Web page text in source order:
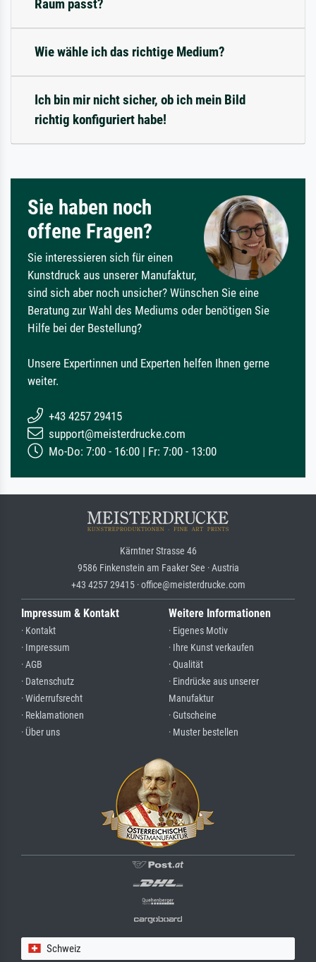
Raum passt?
Wie wähle ich das richtige Medium?
Ich bin mir nicht sicher, ob ich mein Bild
richtig konfiguriert habe!
Sie haben noch
offene Fragen?
Sie interessieren sich für einen
Kunstdruck aus unserer Manufaktur,
sind sich aber noch unsicher? Wünschen Sie eine
Beratung zur Wahl des Mediums oder benötigen Sie
Hilfe bei der Bestellung?
Unsere Expertinnen und Experten helfen Ihnen gerne
weiter.
+43 4257 29415
support@meisterdrucke.com
Mo-Do: 7:00 - 16:00 | Fr: 7:00 - 13:00
Kärntner Strasse 46
9586 Finkenstein am Faaker See · Austria
+43 4257 29415 · office@meisterdrucke.com
Impressum & Kontakt
· Kontakt
· Impressum
· AGB
· Datenschutz
· Widerrufsrecht
· Reklamationen
· Über uns
Weitere Informationen
· Eigenes Motiv
· Ihre Kunst verkaufen
· Qualität
· Eindrücke aus unserer
Manufaktur
· Gutscheine
· Muster bestellen
Schweiz